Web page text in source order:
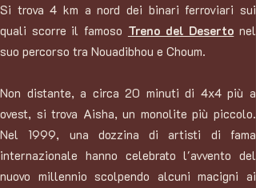
Si trova 4 km a nord dei binari ferroviari sui
quali scorre il famoso Treno del Deserto nel
suo percorso tra Nouadibhou e Choum.
Non distante, a circa 20 minuti di 4x4 più a
ovest, si trova Aisha, un monolite più piccolo.
Nel 1999, una dozzina di artisti di fama
internazionale hanno celebrato l'avvento del
nuovo millennio scolpendo alcuni macigni ai